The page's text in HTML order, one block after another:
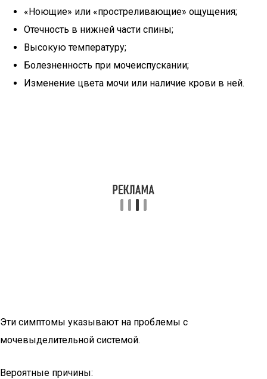
«Ноющие» или «простреливающие» ощущения;
Отечность в нижней части спины;
Высокую температуру;
Болезненность при мочеиспускании;
Изменение цвета мочи или наличие крови в ней.
Эти симптомы указывают на проблемы с
мочевыделительной системой.
Вероятные причины: